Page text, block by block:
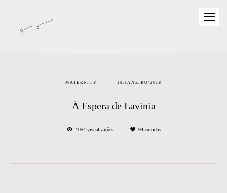
MATERNITY 18/JANEIRO/2018
À Espera de Lavinia
1054visualizações 94curtidas